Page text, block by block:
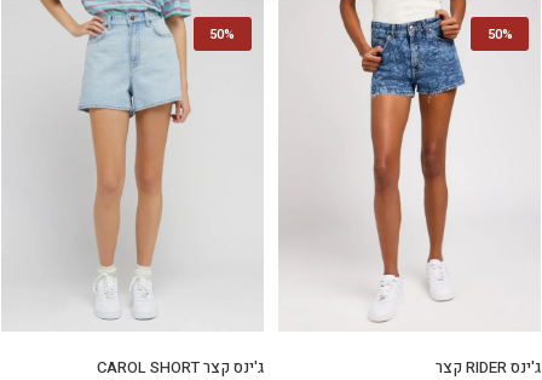
50%
ג'ינס RIDER קצר
50%
ג'ינס קצר CAROL SHORT